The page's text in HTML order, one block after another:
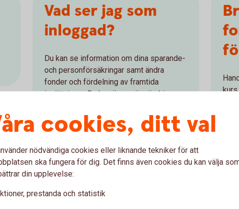
Vad ser jag som
inloggad?
Du kan se information om dina sparande-
och personförsäkringar samt ändra
fonder och fördelning av framtida
insättningar. Du kan även göra ändringar
pensionsförsäkringar. Den här tjänsten är
under utveckling, framöver kommer det
ärenden.
cookies, ditt val
nödvändiga cookies eller liknande tekniker för att
ska fungera för dig. Det finns även cookies du kan välja
din upplevelse:
prestanda och statistik